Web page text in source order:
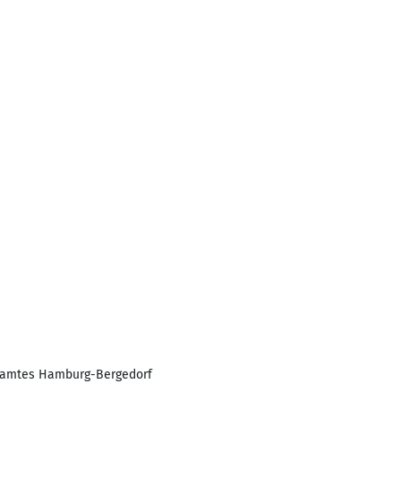
Hamburg-Bergedorf